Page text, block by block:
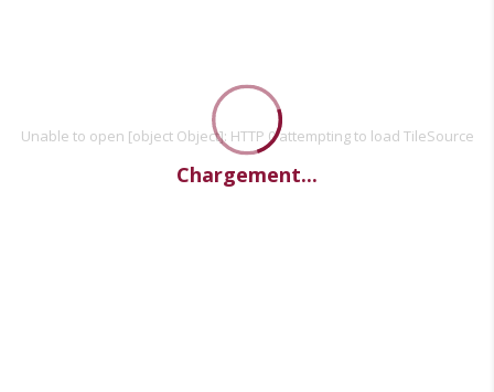
Unable to open [object Object]: HTTP 0 attempting to load TileSource
Chargement...